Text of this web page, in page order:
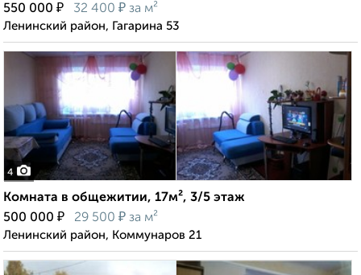
550 000 ₽ 32 400 ₽ за м²
Ленинский район, Гагарина 53
4
Комната в общежитии, 17м², 3/5 этаж
500 000 ₽ 29 500 ₽ за м²
Ленинский район, Коммунаров 21